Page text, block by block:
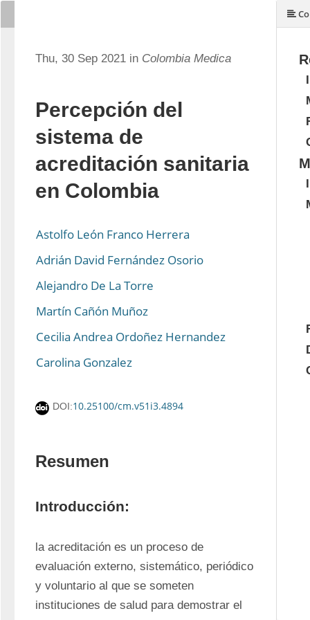
Thu, 30 Sep 2021 in Colombia Medica
Percepción del
sistema de
acreditación sanitaria
en Colombia
Astolfo León Franco Herrera
Adrián David Fernández Osorio
Alejandro De La Torre
Martín Cañón Muñoz
Cecilia Andrea Ordoñez Hernandez
Carolina Gonzalez
DOI:10.25100/cm.v51i3.4894
Resumen
Introducción:
la acreditación es un proceso de
evaluación externo, sistemático, periódico
y voluntario al que se someten
instituciones de salud para demostrar el